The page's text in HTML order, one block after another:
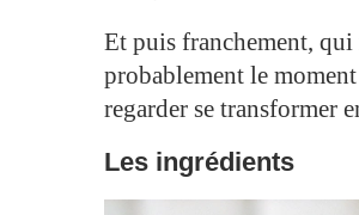
Et puis franchement, qui
probablement le
regarder se transformer
Les ingrédients